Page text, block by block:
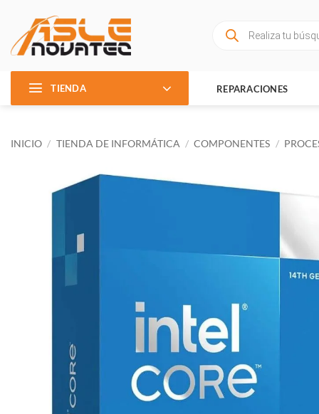
contenido
productos
TIENDA REPARACIONES
INICIO / TIENDA DE INFORMÁTICA / COMPONENTES /